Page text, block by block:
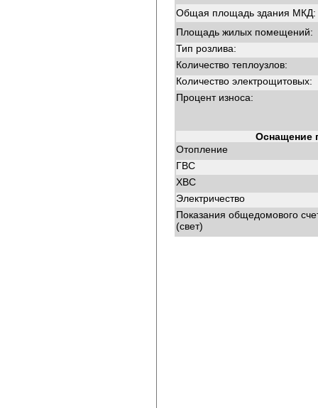
Общая площадь здания МКД:
Площадь жилых помещений:
Тип розлива:
Количество теплоузлов:
Количество электрощитовых:
Процент износа:
Оснащение
Отопление
ГВС
ХВС
Электричество
Показания общедомового
(свет)